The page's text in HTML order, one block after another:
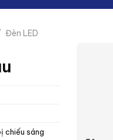
Đèn LED
chiếu sáng